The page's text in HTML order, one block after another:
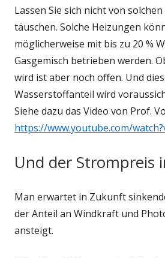
Lassen Sie sich nicht von
täuschen. Solche Heizungen
möglicherweise mit bis zu 20 %
Gasgemisch betrieben werden.
wird ist aber noch offen. Und
Wasserstoffanteil wird
Siehe dazu das Video von Prof.
https://www.youtube.com/
Und der Strompreis
Man erwartet in Zukunft
der Anteil an Windkraft und
ansteigt.